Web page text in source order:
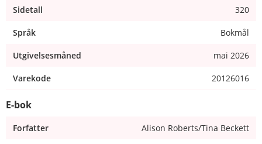
Sidetall 320
Språk Bokmål
Utgivelsesmåned mai 2026
Varekode 20126016
E-bok
Forfatter Alison Roberts/Tina Beckett